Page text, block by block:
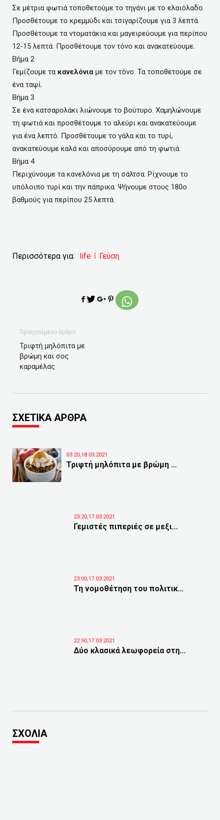
Σε μέτρια φωτιά τοποθετούμε το τηγάνι με το ελαιόλαδο.
Προσθέτουμε το κρεμμύδι και τσιγαρίζουμε για 3 λεπτά.
Προσθέτουμε τα ντοματάκια και μαγειρεύουμε για περίπου
12-15 λεπτά. Προσθέτουμε τον τόνο και ανακατεύουμε.
Βήμα 2
Γεμίζουμε τα κανελόνια με τον τόνο. Τα τοποθετούμε σε
ένα ταψί.
Βήμα 3
Σε ένα κατσαρολάκι λιώνουμε το βούτυρο. Χαμηλώνουμε
τη φωτιά και προσθέτουμε το αλεύρι και ανακατεύουμε
για ένα λεπτό. Προσθέτουμε το γάλα και το τυρί,
ανακατεύουμε καλά και αποσύρουμε από τη φωτιά.
Βήμα 4
Περιχύνουμε τα κανελόνια με τη σάλτσα. Ρίχνουμε το
υπόλοιπο τυρί και την πάπρικα. Ψήνουμε στους 180ο
βαθμούς για περίπου 25 λεπτά.
Περισσότερα για: life Γεύση
Προηγούμενο άρθρο
Τριφτή μηλόπιτα με
βρώμη και σος
καραμέλας
ΣΧΕΤΙΚΑ ΑΡΘΡΑ
03:20,18.03.2021
Τριφτή μηλόπιτα με βρώμη ...
23:20,17.03.2021
Γεμιστές πιπεριές σε μεξι...
23:00,17.03.2021
Τη νομοθέτηση του πολιτικ...
22:50,17.03.2021
Δύο κλασικά λεωφορεία στη...
ΣΧΟΛΙΑ